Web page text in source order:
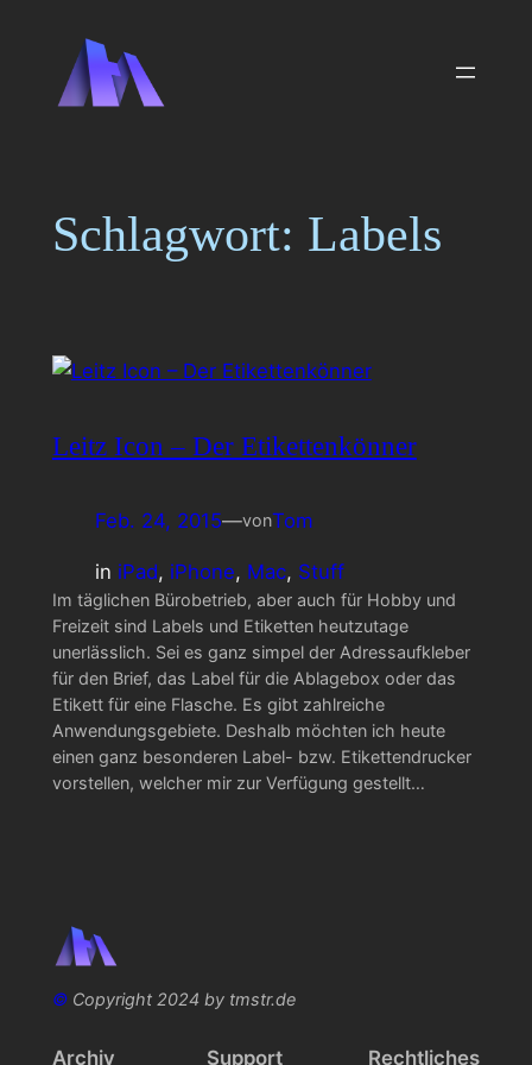
springen
Schlagwort: Labels
Leitz Icon – Der Etikettenkönner
Feb. 24, 2015—vonTom
in iPad, iPhone, Mac, Stuff
Im täglichen Bürobetrieb, aber auch für Hobby und
Freizeit sind Labels und Etiketten heutzutage
unerlässlich. Sei es ganz simpel der Adressaufkleber
für den Brief, das Label für die Ablagebox oder das
Etikett für eine Flasche. Es gibt zahlreiche
Anwendungsgebiete. Deshalb möchten ich heute
einen ganz besonderen Label- bzw. Etikettendrucker
vorstellen, welcher mir zur Verfügung gestellt…
©Copyright 2024 by tmstr.de
Archiv Support Rechtliches